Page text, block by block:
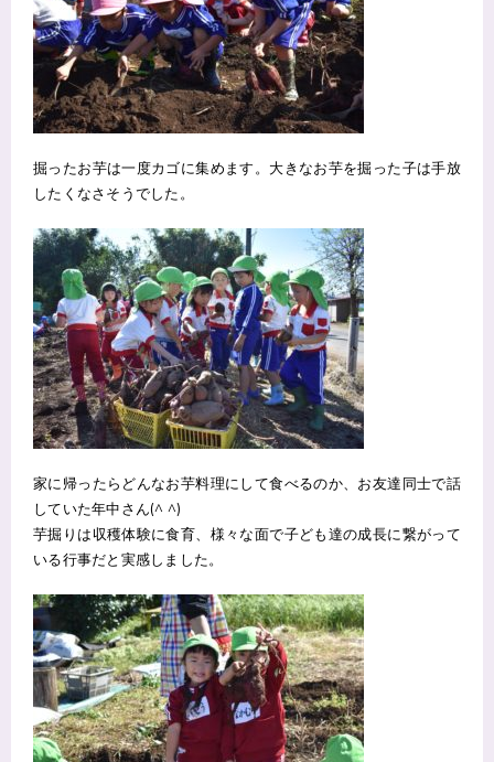
掘ったお芋は一度カゴに集めます。大きなお芋を掘った子は手放
したくなさそうでした。
家に帰ったらどんなお芋料理にして食べるのか、お友達同士で話
していた年中さん(^ ^)
芋掘りは収穫体験に食育、様々な面で子ども達の成長に繋がって
いる行事だと実感しました。